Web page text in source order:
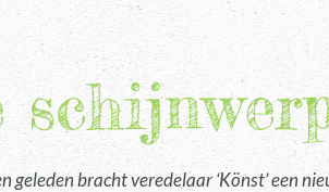
geleden bracht veredelaar ‘Könst’ een